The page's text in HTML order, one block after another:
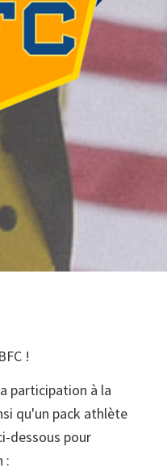
!
participation à la
qu'un pack athlète
dessous pour
: